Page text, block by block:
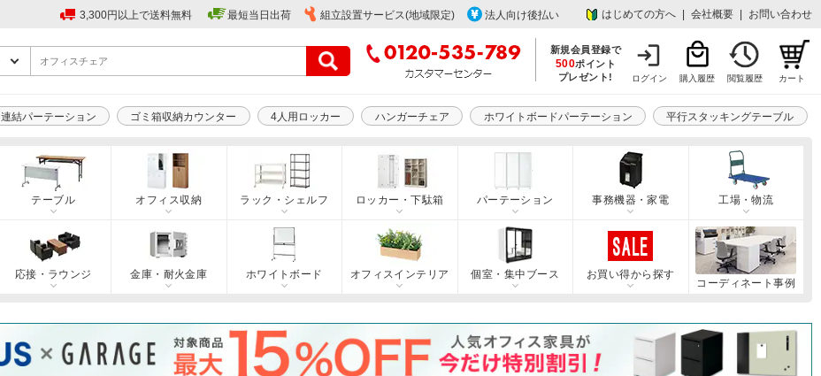
3,300円以上で送料無料 最短当日出荷 組立設置サービス(地域限定) 法人向け後払い はじめての方へ 会社概要 お問い合わせ
新規会員登録で
500ポイント
プレゼント!
ログイン 購入履歴 閲覧履歴 カート
連結パーテーション ゴミ箱収納カウンター 4人用ロッカー ハンガーチェア ホワイトボードパーテーション 平行スタッキングテーブル
テーブル オフィス収納 ラック・シェルフ ロッカー・下駄箱 パーテーション 事務機器・家電 工場・物流
応接・ラウンジ 金庫・耐火金庫 ホワイトボード オフィスインテリア 個室・集中ブース
お買い得から探す
コーディネート事例